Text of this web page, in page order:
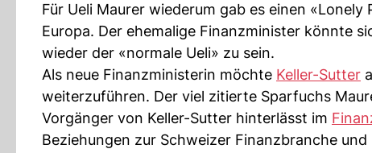
Für Ueli Maurer wiederum gab es einen
Europa. Der ehemalige Finanzminister könnte
wieder der «normale Ueli» zu sein.
Als neue Finanzministerin möchte Keller-Sutter
weiterzuführen. Der viel zitierte Sparfuchs
Vorgänger von Keller-Sutter hinterlässt im
Beziehungen zur Schweizer Finanzbranche